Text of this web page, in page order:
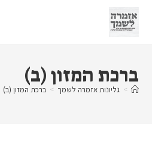
content
ברכת המזון (ב)
> גליונות אזמרה לשמך > ברכת המזון (ב)